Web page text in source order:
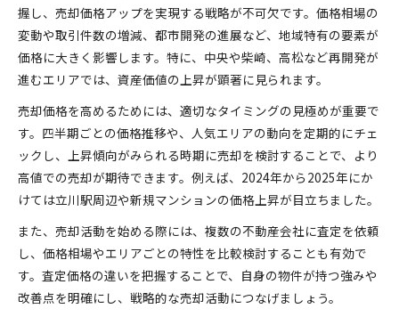
握し、売却価格アップを実現する戦略が不可欠です。価格相場の
変動や取引件数の増減、都市開発の進展など、地域特有の要素が
価格に大きく影響します。特に、中央や柴崎、高松など再開発が
進むエリアでは、資産価値の上昇が顕著に見られます。
売却価格を高めるためには、適切なタイミングの見極めが重要で
す。四半期ごとの価格推移や、人気エリアの動向を定期的にチェ
ックし、上昇傾向がみられる時期に売却を検討することで、より
高値での売却が期待できます。例えば、2024年から2025年にか
けては立川駅周辺や新規マンションの価格上昇が目立ちました。
また、売却活動を始める際には、複数の不動産会社に査定を依頼
し、価格相場やエリアごとの特性を比較検討することも有効で
す。査定価格の違いを把握することで、自身の物件が持つ強みや
改善点を明確にし、戦略的な売却活動につなげましょう。